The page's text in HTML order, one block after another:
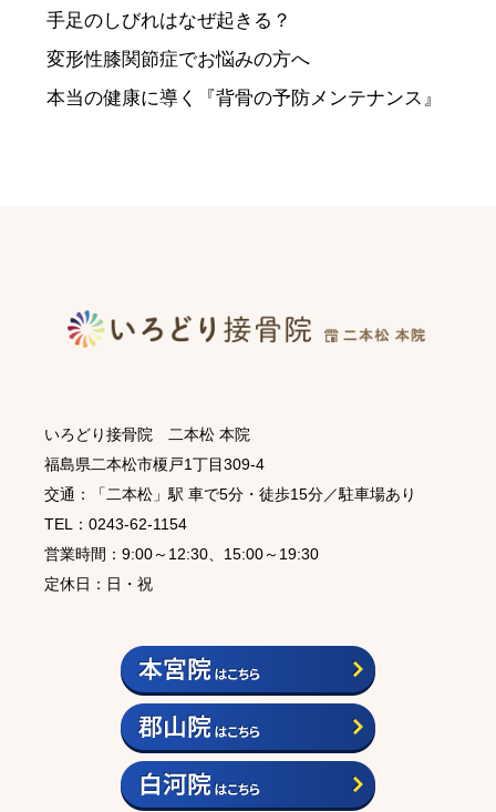
手足のしびれはなぜ起きる？
変形性膝関節症でお悩みの方へ
本当の健康に導く『背骨の予防メンテナンス』
いろどり接骨院 二本松 本院
福島県二本松市榎戸1丁目309-4
交通：「二本松」駅 車で5分・徒歩15分／駐車場あり
TEL：0243-62-1154
営業時間：9:00～12:30、15:00～19:30
定休日：日・祝